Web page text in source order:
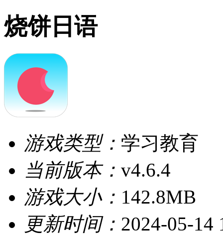
烧饼日语
游戏类型： 学习教育
当前版本： v4.6.4
游戏大小： 142.8MB
更新时间： 2024-05-14